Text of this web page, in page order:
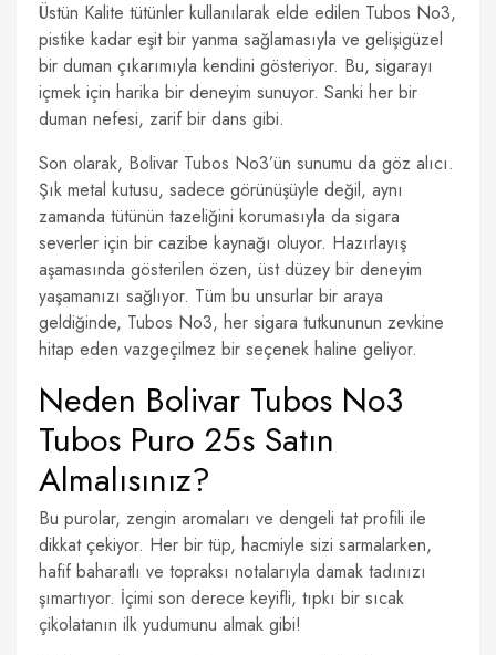
Üstün Kalite tütünler kullanılarak elde edilen Tubos No3,
pistike kadar eşit bir yanma sağlamasıyla ve gelişigüzel
bir duman çıkarımıyla kendini gösteriyor. Bu, sigarayı
içmek için harika bir deneyim sunuyor. Sanki her bir
duman nefesi, zarif bir dans gibi.
Son olarak, Bolivar Tubos No3’ün sunumu da göz alıcı.
Şık metal kutusu, sadece görünüşüyle değil, aynı
zamanda tütünün tazeliğini korumasıyla da sigara
severler için bir cazibe kaynağı oluyor. Hazırlayış
aşamasında gösterilen özen, üst düzey bir deneyim
yaşamanızı sağlıyor. Tüm bu unsurlar bir araya
geldiğinde, Tubos No3, her sigara tutkununun zevkine
hitap eden vazgeçilmez bir seçenek haline geliyor.
Neden Bolivar Tubos No3
Tubos Puro 25s Satın
Almalısınız?
Bu purolar, zengin aromaları ve dengeli tat profili ile
dikkat çekiyor. Her bir tüp, hacmiyle sizi sarmalarken,
hafif baharatlı ve topraksı notalarıyla damak tadınızı
şımartıyor. İçimi son derece keyifli, tıpkı bir sıcak
çikolatanın ilk yudumunu almak gibi!